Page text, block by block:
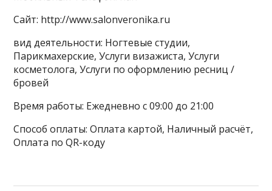
Сайт: http://www.salonveronika.ru
вид деятельности: Ногтевые студии,
Парикмахерские, Услуги визажиста, Услуги
косметолога, Услуги по оформлению ресниц /
бровей
Время работы: Ежедневно с 09:00 до 21:00
Способ оплаты: Оплата картой, Наличный расчёт,
Оплата по QR-коду